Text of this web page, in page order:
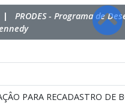
| PRODES - Programa de
PARA RECADASTRO DE